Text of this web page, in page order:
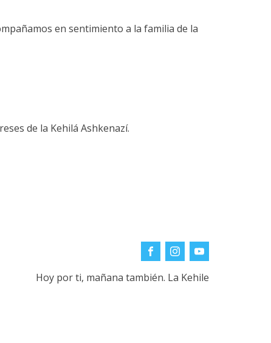
en sentimiento a la familia de la
de la Kehilá Ashkenazí.
Hoy por ti, mañana también. La Kehile